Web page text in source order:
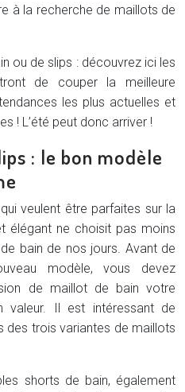
à la recherche de maillots de
ou de slips : découvrez ici les
de couper la meilleure
les plus actuelles et
! L’été peut donc arriver !
: le bon modèle
veulent être parfaites sur la
élégant ne choisit pas moins
bain de nos jours. Avant de
modèle, vous devez
de maillot de bain votre
Il est intéressant de
des trois variantes de maillots
shorts de bain, également